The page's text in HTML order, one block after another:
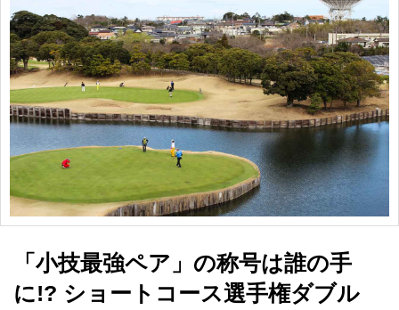
「小技最強ペア」の称号は誰の手
に!? ショートコース選手権ダブル